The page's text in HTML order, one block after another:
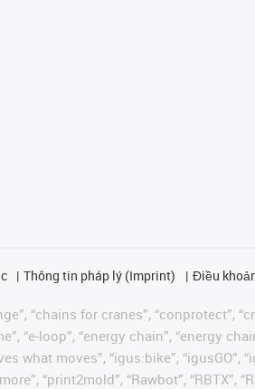
Thông tin pháp lý (Imprint) Điều
“chains for cranes”, “conprotect”,
“e-loop”, “energy chain”, “energy
what moves”, “igus:bike”,
“print2mold”, “Rawbot”, “RBTX”,